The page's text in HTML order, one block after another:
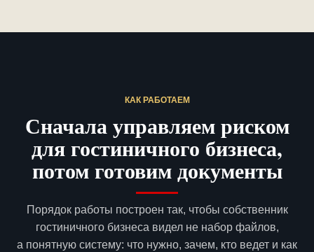
КАК РАБОТАЕМ
Сначала управляем риском
для гостиничного бизнеса,
потом готовим документы
Порядок работы построен так, чтобы собственник
гостиничного бизнеса видел не набор файлов,
а понятную систему: что нужно, зачем, кто ведет и как